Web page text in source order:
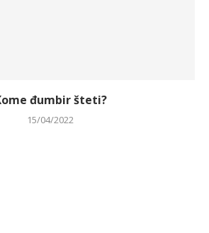
đumbir šteti?
15/04/2022